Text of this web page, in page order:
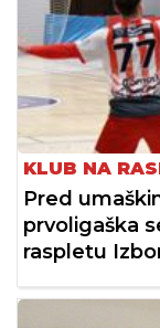
KLUB NA
Pred
prvoligaška
raspletu